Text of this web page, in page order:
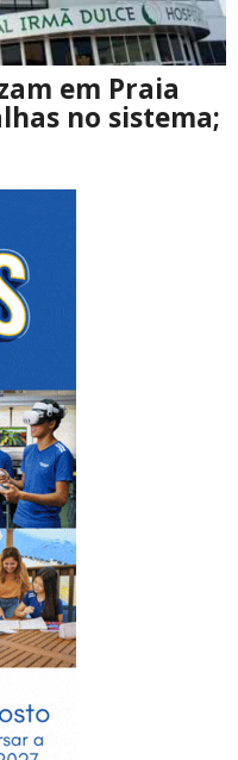
em Praia
no sistema;